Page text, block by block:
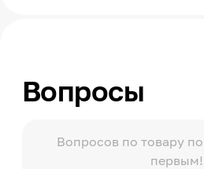
Франция
Максимальная температура эксплуатации
Вопросы
Вопросов по товару
первым!